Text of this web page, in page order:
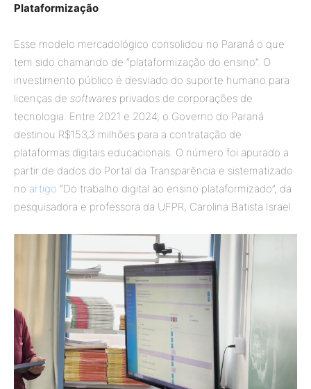
Plataformização
Esse modelo mercadológico consolidou no Paraná o que
tem sido chamando de “plataformização do ensino”. O
investimento público é desviado do suporte humano para
licenças de softwares privados de corporações de
tecnologia. Entre 2021 e 2024, o Governo do Paraná
destinou R$153,3 milhões para a contratação de
plataformas digitais educacionais. O número foi apurado a
partir de dados do Portal da Transparência e sistematizado
no artigo “Do trabalho digital ao ensino plataformizado”, da
pesquisadora e professora da UFPR, Carolina Batista Israel.